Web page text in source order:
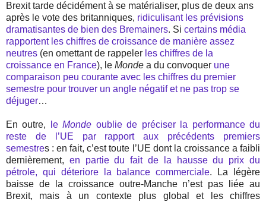
Brexit tarde décidément à se matérialiser, plus de deux ans
après le vote des britanniques, ridiculisant les prévisions
dramatisantes de bien des Bremainers. Si certains média
rapportent les chiffres de croissance de manière assez
neutres (en omettant de rappeler les chiffres de la
croissance en France), le Monde a du convoquer une
comparaison peu courante avec les chiffres du premier
semestre pour trouver un angle négatif et ne pas trop se
déjuger…
En outre, leMonde oublie de préciser la performance du
reste de l’UE par rapport aux précédents premiers
semestres : en fait, c’est toute l’UE dont la croissance a faibli
dernièrement, en partie du fait de la hausse du prix du
pétrole, qui déteriore la balance commerciale. La légère
baisse de la croissance outre-Manche n’est pas liée au
Brexit, mais à un contexte plus global et les chiffres